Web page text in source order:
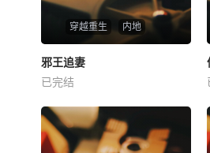
穿越重生 内地
邪王追妻
未知
邪王追妻
已完结